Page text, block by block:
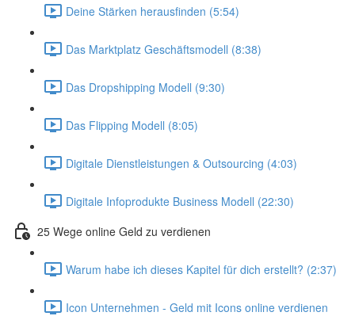
Deine Stärken herausfinden (5:54)
Das Marktplatz Geschäftsmodell (8:38)
Das Dropshipping Modell (9:30)
Das Flipping Modell (8:05)
Digitale Dienstleistungen & Outsourcing (4:03)
Digitale Infoprodukte Business Modell (22:30)
25 Wege online Geld zu verdienen
Warum habe ich dieses Kapitel für dich erstellt? (2:37)
Icon Unternehmen - Geld mit Icons online verdienen